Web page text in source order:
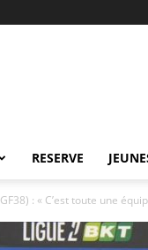
RESERVE
: « C’est toute une